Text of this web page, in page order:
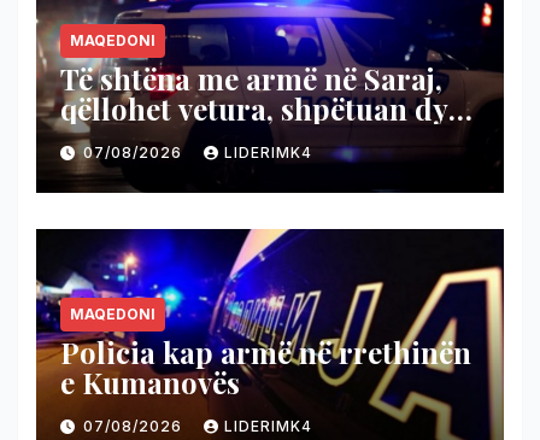
MAQEDONI
Të shtëna me armë në Saraj,
qëllohet vetura, shpëtuan dy
persona
07/08/2026 LIDERIMK4
MAQEDONI
Policia kap armë në rrethinën
e Kumanovës
07/08/2026 LIDERIMK4